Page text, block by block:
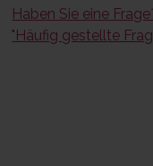
Haben Sie eine
"Häufig gestellte